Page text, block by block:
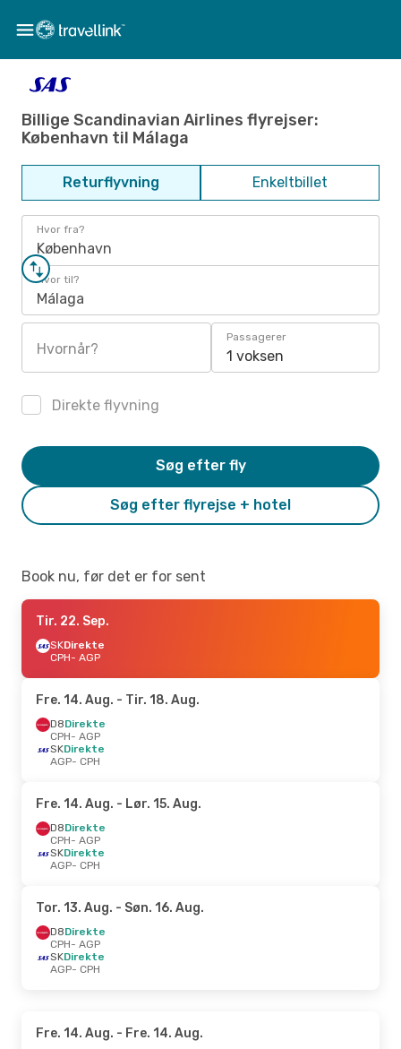
Billige Scandinavian Airlines flyrejser:
København til Málaga
Returflyvning Enkeltbillet
Hvor fra?
København
Hvor til?
Málaga
Hvornår?
Passagerer
1 voksen
Direkte flyvning
Søg efter flyrejse + hotel
Søg efter fly
Book nu, før det er for sent
Tir. 22. Sep.
SKDirekte
CPH- AGP
Fre. 14. Aug. - Tir. 18. Aug.
D8Direkte
CPH- AGP
SKDirekte
AGP- CPH
Fre. 14. Aug. - Lør. 15. Aug.
D8Direkte
CPH- AGP
SKDirekte
AGP- CPH
Tor. 13. Aug. - Søn. 16. Aug.
D8Direkte
CPH- AGP
SKDirekte
AGP- CPH
Fre. 14. Aug. - Fre. 14. Aug.